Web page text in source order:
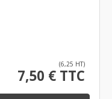
(6,25 HT)
7,50 € TTC